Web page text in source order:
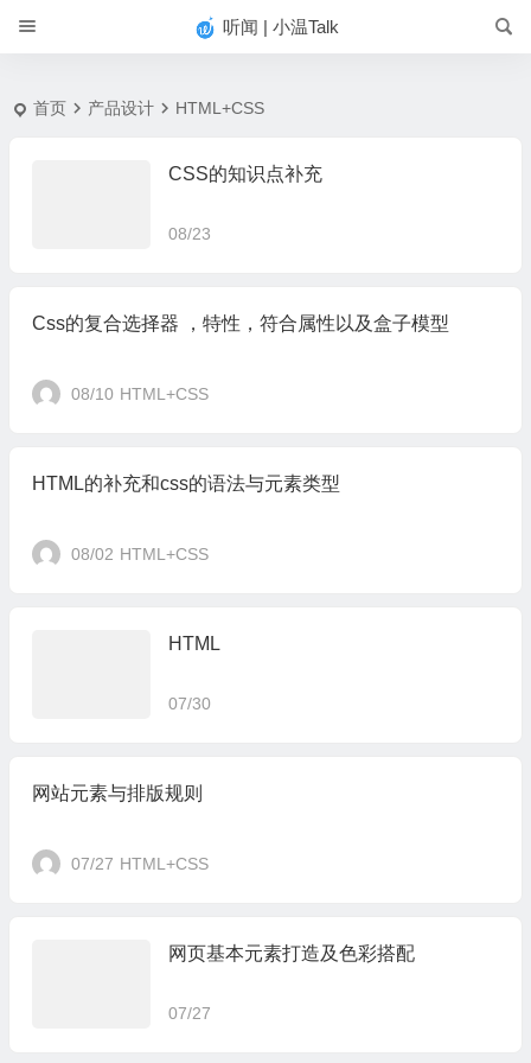
听闻 | 小温Talk
首页 产品设计 HTML+CSS
CSS的知识点补充
08/23
Css的复合选择器 ，特性，符合属性以及盒子模型
08/10 HTML+CSS
HTML的补充和css的语法与元素类型
08/02 HTML+CSS
HTML
07/30
网站元素与排版规则
07/27 HTML+CSS
网页基本元素打造及色彩搭配
07/27